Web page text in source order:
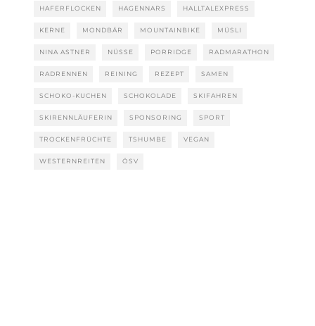
HAFERFLOCKEN HAGENNARS HALLTALEXPRESS
KERNE MONDBÄR MOUNTAINBIKE MÜSLI
NINA ASTNER NÜSSE PORRIDGE RADMARATHON
RADRENNEN REINING REZEPT SAMEN
SCHOKO-KUCHEN SCHOKOLADE SKIFAHREN
SKIRENNLÄUFERIN SPONSORING SPORT
TROCKENFRÜCHTE TSHUMBE VEGAN
WESTERNREITEN ÖSV